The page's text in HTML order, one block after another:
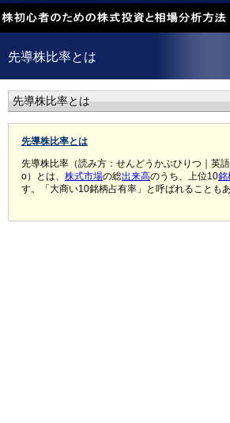
先導株比率とは
先導株比率とは
先導株比率とは
先導株比率（読み方：せんどうかぶひりつ｜英
o）とは、 株式市場の総出来高のうち、上位10銘
す。「大商い10銘柄占有率」と呼ばれることもあ